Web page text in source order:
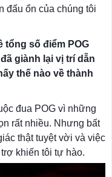
đấu ổn của chúng tôi
tổng số điểm POG
giành lại vị trí dẫn
thế nào về thành
đua POG vì những
rất nhiều. Nhưng bất
thật tuyệt vời và việc
khiến tôi tự hào.